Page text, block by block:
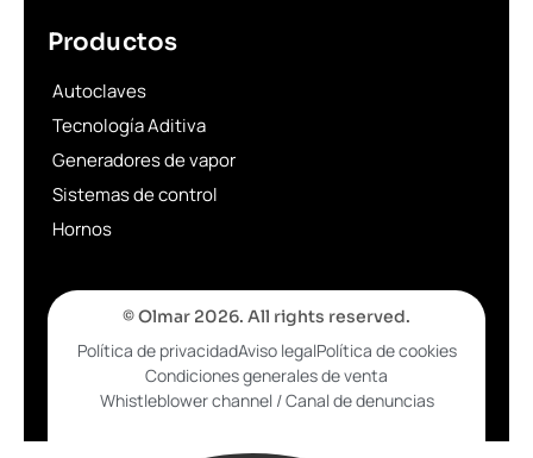
Productos
Autoclaves
Tecnología Aditiva
Generadores de vapor
Sistemas de control
Hornos
© Olmar 2026. All rights reserved.
Política de privacidadAviso legalPolítica de cookies
Condiciones generales de venta
Whistleblower channel / Canal de denuncias